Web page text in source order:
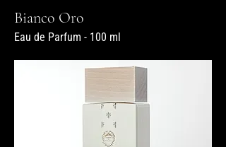
Bianco Oro
Eau de Parfum - 100 ml